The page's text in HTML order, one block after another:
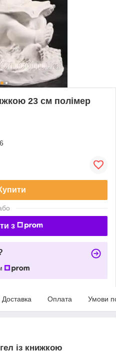
23 см полімер
з
Доставка Оплата Умови
із книжкою